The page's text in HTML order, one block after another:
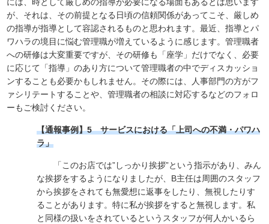
が、それは、その前提となる日頃の信頼関係があってこそ、厳しめ
の指導が指導として容認されるものと思われます。最近、指導とパ
ワハラの境目に悩む管理職が増えているように感じます。管理職者
への研修は大変重要ですが、その研修も「座学」だけでなく、必要
に応じて「指導」のあり方について管理職者の中でディスカッショ
ンすることも必要かもしれません。その際には、人事部門の方がフ
ァシリテートすることや、管理職者の相談に対応するなどのフォロ
ーもご検討ください。
【通報事例】5 サービスにおける「上司への不満・パワハ
ラ」
「このお店では”しっかり挨拶”という指示があり、みん
な挨拶をするようになりましたが、B主任は周囲のスタッフ
から挨拶をされても無愛想に返事をしたり、無視したりす
ることがあります。特に私が挨拶をすると無視します。私
と同様の扱いをされているというスタッフが何人かいるら